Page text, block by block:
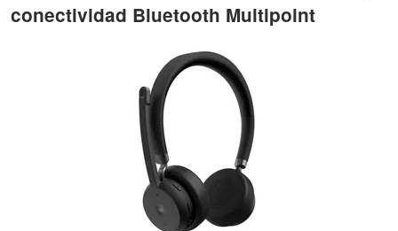
conectividad Bluetooth Multipoint